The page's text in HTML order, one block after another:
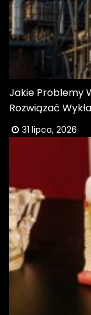
Jakie Problemy
Rozwiązać
31 lipca, 2026